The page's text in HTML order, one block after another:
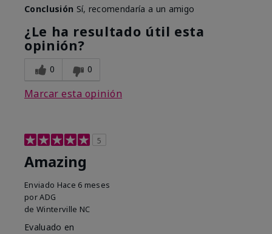
Conclusión Sí, recomendaría a un amigo
¿Le ha resultado útil esta
opinión?
0 0
Marcar esta opinión
5
Amazing
Enviado Hace 6 meses
porADG
de Winterville NC
Evaluado en